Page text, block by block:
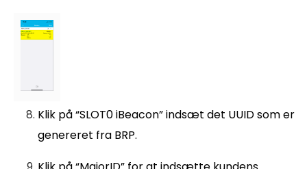
Klik på “SLOT0 iBeacon” indsæt det UUID som er
genereret fra BRP.